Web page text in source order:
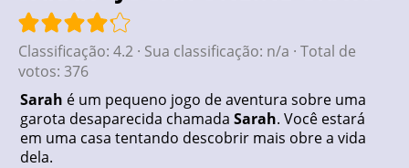
Classificação: 4.2 · Sua classificação: n/a · Total de
votos: 376
Sarah é um pequeno jogo de aventura sobre uma
garota desaparecida chamada Sarah. Você estará
em uma casa tentando descobrir mais obre a vida
dela.